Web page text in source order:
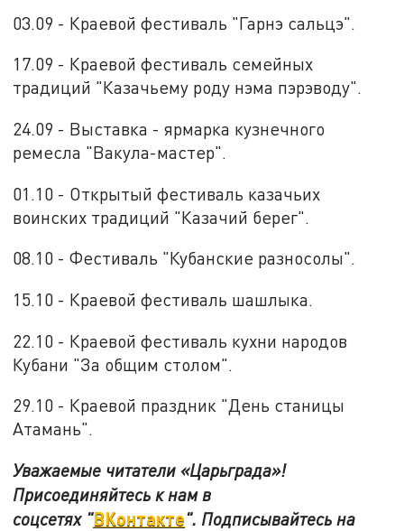
03.09 - Краевой фестиваль "Гарнэ сальцэ".
17.09 - Краевой фестиваль семейных
традиций "Казачьему роду нэма пэрэводу".
24.09 - Выставка - ярмарка кузнечного
ремесла "Вакула-мастер".
01.10 - Открытый фестиваль казачьих
воинских традиций "Казачий берег".
08.10 - Фестиваль "Кубанские разносолы".
15.10 - Краевой фестиваль шашлыка.
22.10 - Краевой фестиваль кухни народов
Кубани "За общим столом".
29.10 - Краевой праздник "День станицы
Атамань".
Уважаемые читатели «Царьграда»!
Присоединяйтесь к нам в
соцсетях "ВКонтакте". Подписывайтесь на